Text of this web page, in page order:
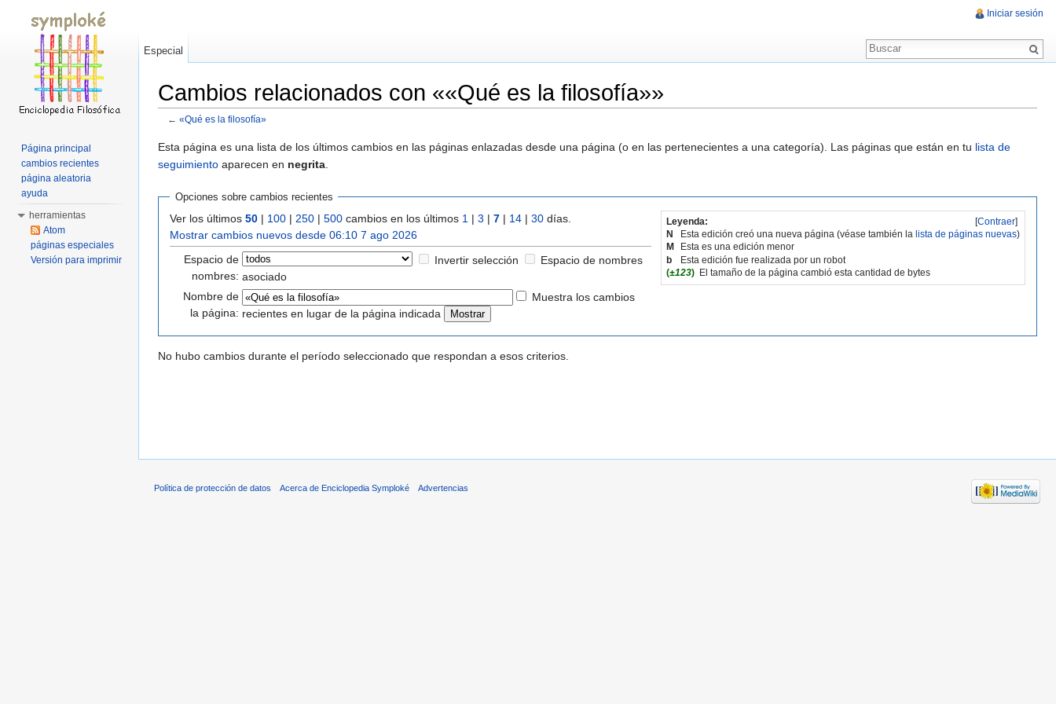
Cambios relacionados con ««Qué es la filosofía»»
← «Qué es la filosofía»
Esta página es una lista de los últimos cambios en las páginas enlazadas desde una página (o en las pertenecientes a una categoría). Las páginas que están en tu lista de
seguimiento aparecen en negrita
Opciones sobre cambios recientes
[Contraer]
Leyenda:
N
Esta edición creó una nueva página (véase también la lista de páginas nuevas)
M
Esta es una edición menor
b
Esta edición fue realizada por un robot
(±123) El tamaño de la página cambió esta cantidad de bytes
Ver los últimos 50 | 100 | 250 | 500 cambios en los últimos 1 | 3 | 7 | 14 | 30 días.
Mostrar cambios nuevos desde 06:10 7 ago 2026
Espacio de
nombres:
Invertir selección
Espacio de nombres
asociado
Nombre de
la página:
Muestra los cambios
recientes en lugar de la página indicada
No hubo cambios durante el período seleccionado que respondan a esos criterios.
Iniciar sesión
Especial
Página principal
cambios recientes
página aleatoria
ayuda
herramientas
Atom
páginas especiales
Versión para imprimir
Política de protección de datos Acerca de Enciclopedia Symploké Advertencias